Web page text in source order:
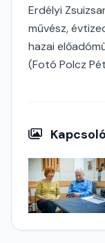
Erdélyi
művész,
hazai
(Fotó Polcz